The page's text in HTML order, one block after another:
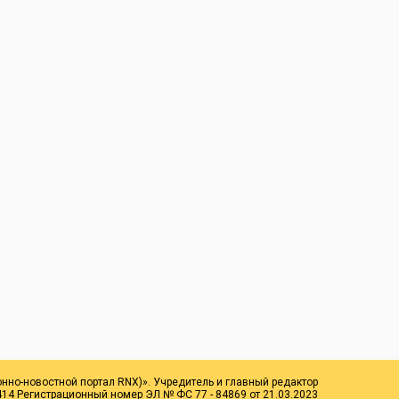
новостной портал RNX)». Учредитель и главный редактор
Регистрационный номер ЭЛ № ФС 77 - 84869 от 21.03.2023